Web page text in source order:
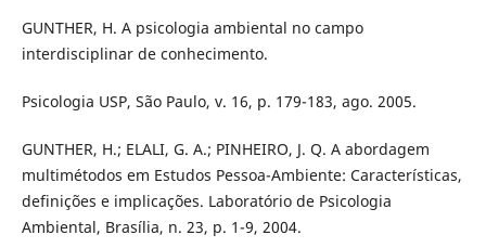
GUNTHER, H. A psicologia ambiental no campo
interdisciplinar de conhecimento.
Psicologia USP, São Paulo, v. 16, p. 179-183, ago. 2005.
GUNTHER, H.; ELALI, G. A.; PINHEIRO, J. Q. A abordagem
multimétodos em Estudos Pessoa-Ambiente: Características,
definições e implicações. Laboratório de Psicologia
Ambiental, Brasília, n. 23, p. 1-9, 2004.